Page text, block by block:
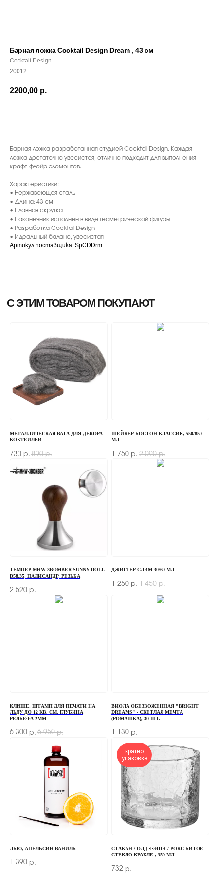
Барная ложка Cocktail Design Dream , 43 см
Cocktail Design
20012
2200,00 р.
Барная ложка разработанная студией Cocktail Design. Каждая
ложка достаточно увесистая, отлично подходит для выполнения
крафт-флейр элементов.
Характеристики:
• Нержавеющая сталь
• Длина: 43 см
• Плавная скрутка
• Наконечник исполнен в виде геометрической фигуры
• Разработка Cocktail Design
• Идеальный баланс, увесистая
Артикул поставщика: SpCDDrm
С ЭТИМ ТОВАРОМ ПОКУПАЮТ
МЕТАЛЛИЧЕСКАЯ ВАТА ДЛЯ ДЕКОРА
КОКТЕЙЛЕЙ
730 р. 890 р.
ШЕЙКЕР БОСТОН КЛАССИК, 550/850
МЛ
1 750 р. 2 090 р.
ТЕМПЕР MHW-3BOMBER SUNNY DOLL
D58.35, ПАЛИСАНДР, РЕЗЬБА
2 520 р.
ДЖИГГЕР СЛИМ 30/60 МЛ
1 250 р. 1 450 р.
КЛИШЕ, ШТАМП ДЛЯ ПЕЧАТИ НА
ЛЬДУ ДО 12 КВ. СМ. ГЛУБИНА
РЕЛЬЕФА 2ММ
6 300 р. 6 950 р.
ВИОЛА ОБЕЗВОЖЕННАЯ "BRIGHT
DREAMS" - СВЕТЛАЯ МЕЧТА
(РОМАШКА), 30 ШТ.
1 130 р.
ЛЬЮ, АПЕЛЬСИН ВАНИЛЬ
1 390 р.
кратно
упаковке
СТАКАН / ОЛД ФЭШН / РОКС БИТОЕ
СТЕКЛО КРАКЛЕ , 350 МЛ
732 р.
Отправляя форму, вы соглашаетесь
с Политикой
конфиденциальности и обработки персональных данных
ОТПРАВИТЬ
ЗАКАЗАТЬ ЗВОНОК
+7 (966) 077-55-50
Г. МОСКВА, ДЕРБЕНЕВСКАЯ
TELEGRAM
ПЕРЕД ПОСЕЩЕНИЕМ ОФИСА, ПОЖАЛУЙСТА,